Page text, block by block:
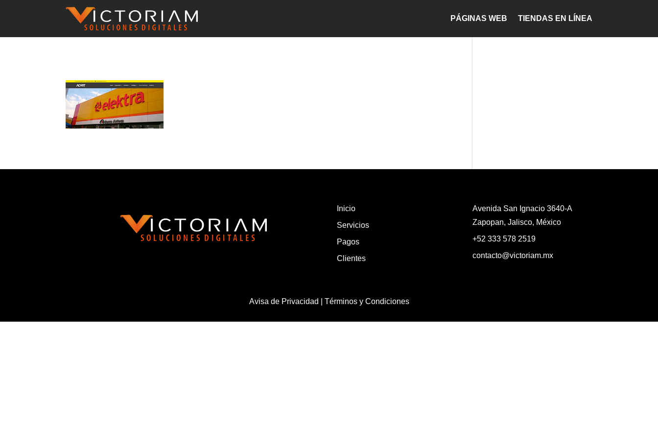
PÁGINAS WEB TIENDAS EN LÍNEA
Inicio
Servicios
Pagos
Clientes
Avenida San Ignacio 3640-A
Zapopan, Jalisco, México
+52 333 578 2519
contacto@victoriam.mx
Avisa de Privacidad | Términos y Condiciones